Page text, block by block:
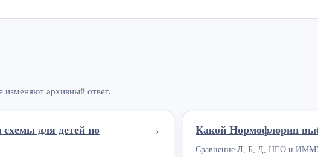
изменяют архивный ответ.
схемы для детей по
→ Какой Нормофлорин
Сравнение Л, Б, Д, НЕО и